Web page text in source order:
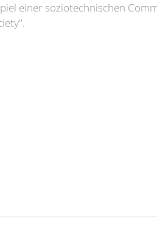
einer soziotechnischen